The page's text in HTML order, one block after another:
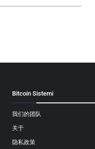
Bitcoin Sistemi
我们的团队
关于
隐私政策